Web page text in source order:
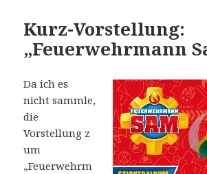
Kurz-Vorstellung:
„Feuerwehrmann
Da ich es
nicht sammle,
die
Vorstellung z
um
„Feuerwehrm